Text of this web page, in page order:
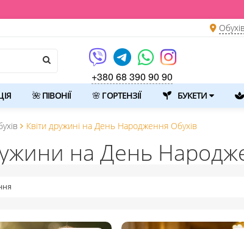
+380 68 390 90 90
🌺 ПІВОНІЇ 🌸 ГОРТЕНЗІЇ БУКЕТИ
Квіти дружині на День Народження Обухів
на День